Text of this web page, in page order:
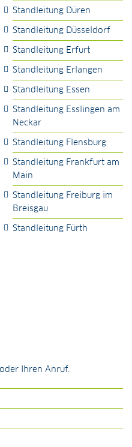
Standleitung Düren
Standleitung Düsseldorf
Standleitung Erfurt
Standleitung Erlangen
Standleitung Essen
Standleitung Esslingen am
Neckar
Standleitung Flensburg
Standleitung Frankfurt am
Main
Standleitung Freiburg im
Breisgau
Standleitung Fürth
Ihren Anruf.